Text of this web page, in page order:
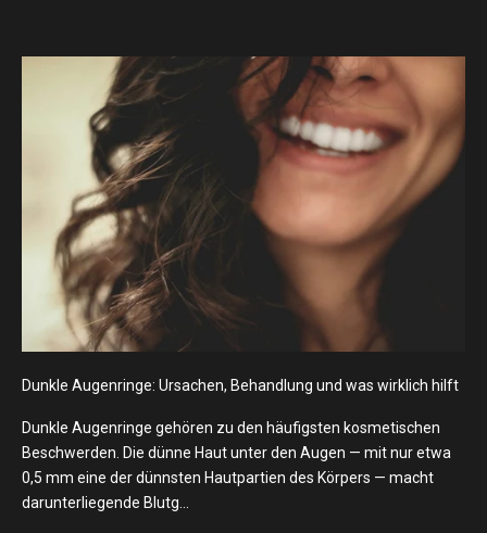
Dunkle Augenringe: Ursachen, Behandlung und was wirklich hilft
Dunkle Augenringe gehören zu den häufigsten kosmetischen
Beschwerden. Die dünne Haut unter den Augen — mit nur etwa
0,5 mm eine der dünnsten Hautpartien des Körpers — macht
darunterliegende Blutg...